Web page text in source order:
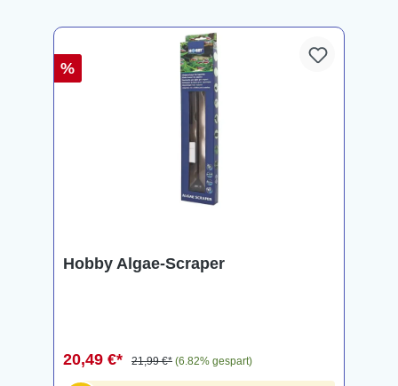
%
Hobby Algae-Scraper
20,49 €* 21,99 €* (6.82% gespart)